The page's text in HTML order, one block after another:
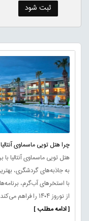
چرا هتل تویی ماسماوی
هتل تویی ماسماوی آنتالیا
به جاذبه‌های گردشگری،
با استخرهای آب‌گرم،
از نوروز ۱۴۰۴ را فراهم می‌کند.
[ ادامه مطلب ]